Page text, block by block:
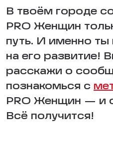
В твоём городе
PRO Женщин
путь. И именно
на его развитие!
расскажи о
познакомься с
PRO Женщин — и
Всё получится!